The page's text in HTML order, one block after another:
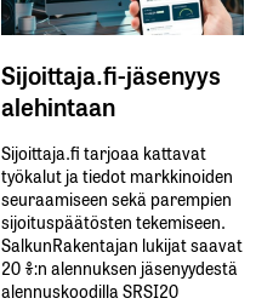
Sijoittaja.fi-jäsenyys
alehintaan
Sijoittaja.fi tarjoaa kattavat
työkalut ja tiedot markkinoiden
seuraamiseen sekä parempien
sijoituspäätösten tekemiseen.
SalkunRakentajan lukijat saavat
20 %:n alennuksen jäsenyydestä
alennuskoodilla SRSI20